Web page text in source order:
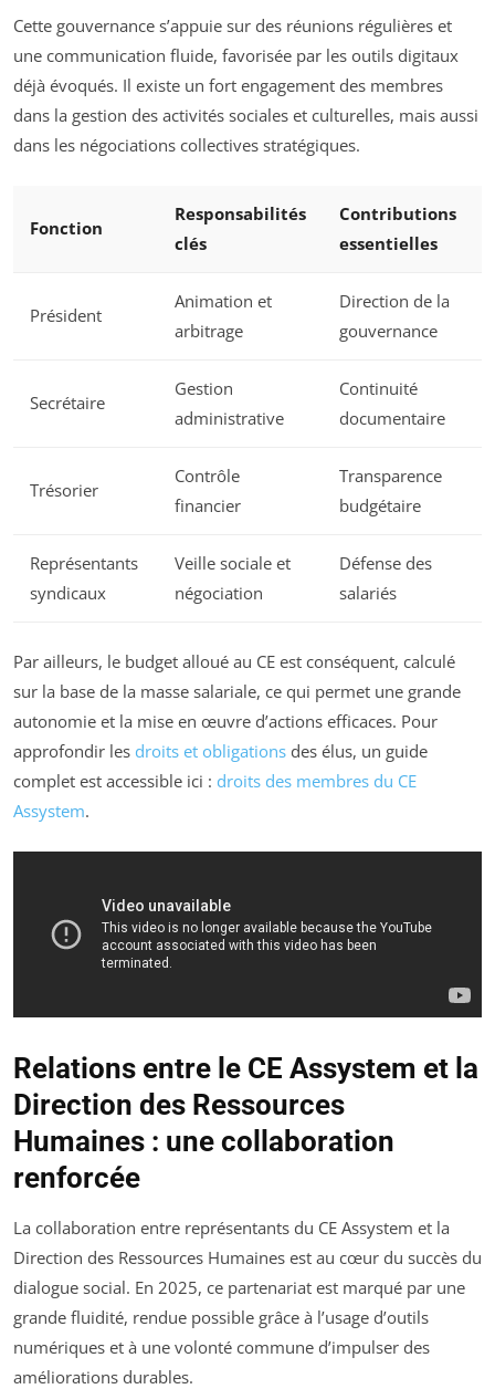
Cette gouvernance s’appuie sur des réunions régulières et
une communication fluide, favorisée par les outils digitaux
déjà évoqués. Il existe un fort engagement des membres
dans la gestion des activités sociales et culturelles, mais aussi
dans les négociations collectives stratégiques.
Fonction
Responsabilités
clés
Contributions
essentielles
Président
Animation et
arbitrage
Direction de la
gouvernance
Secrétaire
Gestion
administrative
Continuité
documentaire
Trésorier
Contrôle
financier
Transparence
budgétaire
Représentants
syndicaux
Veille sociale et
négociation
Défense des
salariés
Par ailleurs, le budget alloué au CE est conséquent, calculé
sur la base de la masse salariale, ce qui permet une grande
autonomie et la mise en œuvre d’actions efficaces. Pour
approfondir les droits et obligations des élus, un guide
complet est accessible ici : droits des membres du CE
Assystem.
Relations entre le CE Assystem et la
Direction des Ressources
Humaines : une collaboration
renforcée
La collaboration entre représentants du CE Assystem et la
Direction des Ressources Humaines est au cœur du succès du
dialogue social. En 2025, ce partenariat est marqué par une
grande fluidité, rendue possible grâce à l’usage d’outils
numériques et à une volonté commune d’impulser des
améliorations durables.